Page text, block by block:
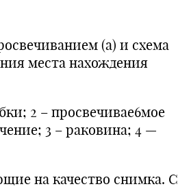
(а) и схема
места нахождения
2 – просвечивае6мое
3 – раковина; 4 —
на качество снимка. С